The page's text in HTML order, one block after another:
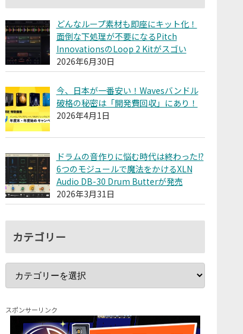
どんなループ素材も即座にキット化！
面倒な下処理が不要になるPitch
InnovationsのLoop 2 Kitがスゴい
2026年6月30日
今、日本が一番安い！Wavesバンドル
破格の秘密は「開発費回収」にあり！
2026年4月1日
ドラムの音作りに悩む時代は終わった!?
6つのモジュールで魔法をかけるXLN
Audio DB-30 Drum Butterが発売
2026年3月31日
カテゴリー
スポンサーリンク